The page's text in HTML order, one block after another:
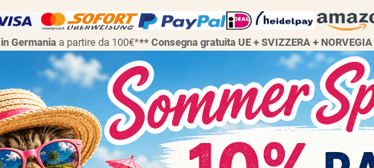
Germania a partire da 100€*** Consegna gratuita UE + SVIZZERA + NORVEGIA